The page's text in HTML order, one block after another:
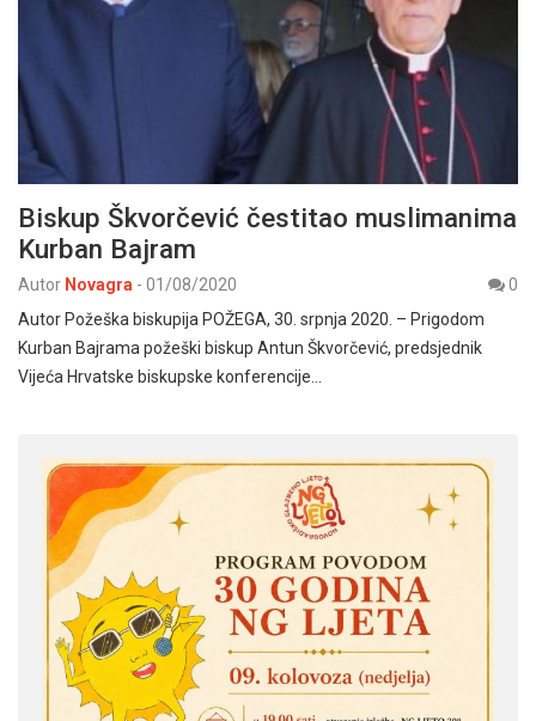
Biskup Škvorčević čestitao muslimanima
Kurban Bajram
Autor Novagra - 01/08/2020
0
Autor Požeška biskupija POŽEGA, 30. srpnja 2020. – Prigodom
Kurban Bajrama požeški biskup Antun Škvorčević, predsjednik
Vijeća Hrvatske biskupske konferencije…